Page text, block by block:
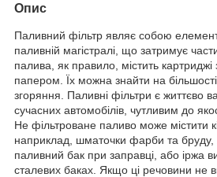
Опис
Паливний фільтр являє собою
паливній магістралі, що затримує
палива, як правило, містить
папером. Їх можна знайти на більшості
згоряння. Паливні фільтри є життєво
сучасних автомобілів, чутливим до
Не фільтроване паливо може містити
наприклад, шматочки фарби та бруду,
паливний бак при заправці, або іржа
сталевих баках. Якщо ці речовини не